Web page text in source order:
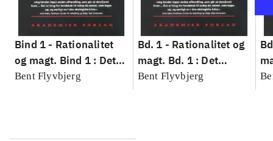
Bind 1 - Rationalitet
og magt. Bind 1 : Det
konkretes videnskab
Bent Flyvbjerg
Bd. 1 - Rationalitet og
magt. Bd. 1 : Det
konkretes videnskab
Bent Flyvbjerg